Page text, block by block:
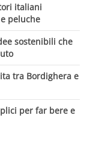
italiani
peluche
sostenibili che
tra Bordighera e
per far bere e